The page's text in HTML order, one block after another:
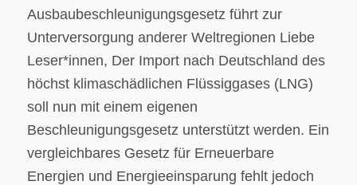
Ausbaubeschleunigungsgesetz führt zur
Unterversorgung anderer Weltregionen Liebe
Leser*innen, Der Import nach Deutschland des
höchst klimaschädlichen Flüssiggases (LNG)
soll nun mit einem eigenen
Beschleunigungsgesetz unterstützt werden. Ein
vergleichbares Gesetz für Erneuerbare
Energien und Energieeinsparung fehlt jedoch